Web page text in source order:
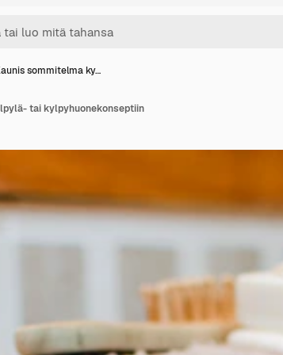
sommitelma ky…
tai kylpyhuonekonseptiin